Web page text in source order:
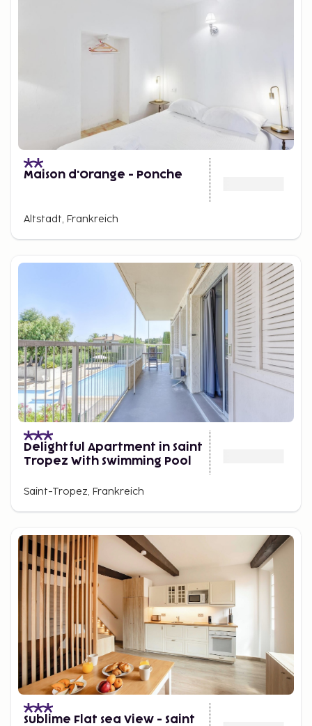
Maison d'Orange - Ponche
Altstadt, Frankreich
Delightful Apartment in Saint
Tropez With Swimming Pool
Saint-Tropez, Frankreich
Sublime Flat sea View - Saint